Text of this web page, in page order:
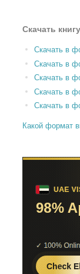
Скачать
Скачать в
Скачать в
Скачать в
Скачать в
Скачать в
Какой формат